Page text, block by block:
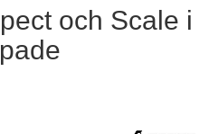
och Scale i